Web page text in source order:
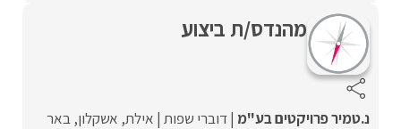
מהנדס/ת ביצוע
נ.טמיר פרויקטים בע"מ דוברי שפות אילת אשקלון באר